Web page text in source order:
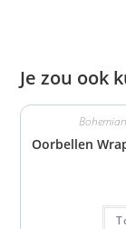
Je zou ook
Oorbellen